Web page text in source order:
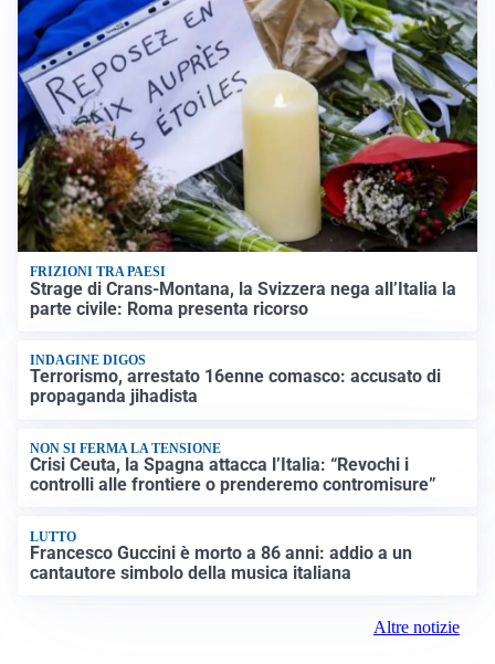
FRIZIONI TRA PAESI
Strage di Crans-Montana, la Svizzera nega all’Italia la
parte civile: Roma presenta ricorso
INDAGINE DIGOS
Terrorismo, arrestato 16enne comasco: accusato di
propaganda jihadista
NON SI FERMA LA TENSIONE
Crisi Ceuta, la Spagna attacca l’Italia: “Revochi i
controlli alle frontiere o prenderemo contromisure”
LUTTO
Francesco Guccini è morto a 86 anni: addio a un
cantautore simbolo della musica italiana
Altre notizie